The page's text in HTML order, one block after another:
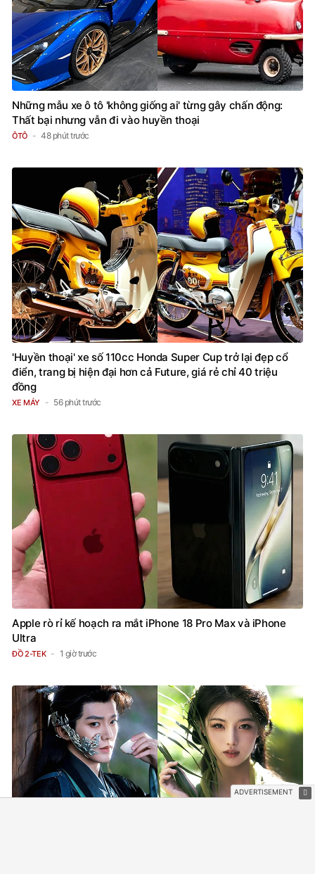
Những mẫu xe ô tô 'không giống ai' từng gây chấn động:
Thất bại nhưng vẫn đi vào huyền thoại
ÔTÔ 48 phút trước
'Huyền thoại' xe số 110cc Honda Super Cup trở lại đẹp cổ
điển, trang bị hiện đại hơn cả Future, giá rẻ chỉ 40 triệu
đồng
XE MÁY 56 phút trước
Apple rò rỉ kế hoạch ra mắt iPhone 18 Pro Max và iPhone
Ultra
ĐỒ 2-TEK 1 giờ trước